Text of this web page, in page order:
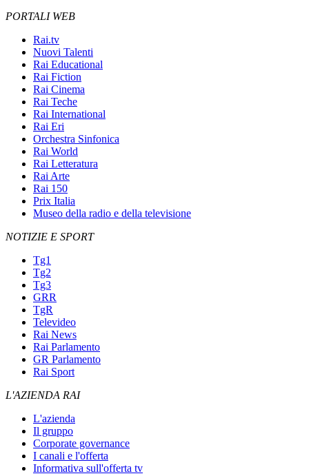
PORTALI WEB
Rai.tv
Nuovi Talenti
Rai Educational
Rai Fiction
Rai Cinema
Rai Teche
Rai International
Rai Eri
Orchestra Sinfonica
Rai World
Rai Letteratura
Rai Arte
Rai 150
Prix Italia
Museo della radio e della televisione
NOTIZIE E SPORT
Tg1
Tg2
Tg3
GRR
TgR
Televideo
Rai News
Rai Parlamento
GR Parlamento
Rai Sport
L'AZIENDA RAI
L'azienda
Il gruppo
Corporate governance
I canali e l'offerta
Informativa sull'offerta tv